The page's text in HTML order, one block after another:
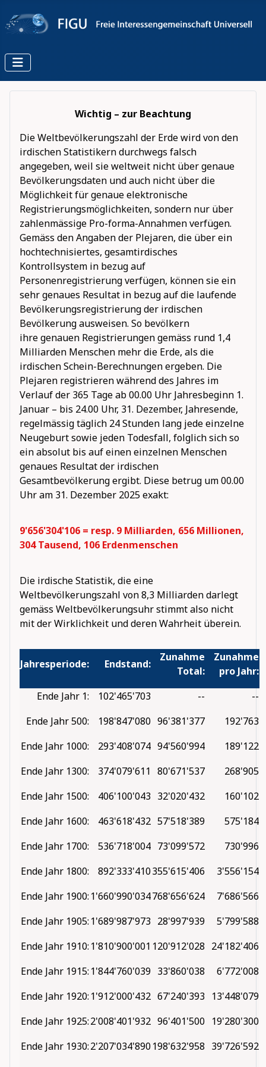
Wichtig – zur Beachtung
Die Weltbevölkerungszahl der Erde wird von den
irdischen Statistikern durchwegs falsch
angegeben, weil sie weltweit nicht über genaue
Bevölkerungsdaten und auch nicht über die
Möglichkeit für genaue elektronische
Registrierungsmöglichkeiten, sondern nur über
zahlenmässige Pro-forma-Annahmen verfügen.
Gemäss den Angaben der Plejaren, die über ein
hochtechnisiertes, gesamtirdisches
Kontrollsystem in bezug auf
Personenregistrierung verfügen, können sie ein
sehr genaues Resultat in bezug auf die laufende
Bevölkerungsregistrierung der irdischen
Bevölkerung ausweisen. So bevölkern
ihre genauen Registrierungen gemäss rund 1,4
Milliarden Menschen mehr die Erde, als die
irdischen Schein-Berechnungen ergeben. Die
Plejaren registrieren während des Jahres im
Verlauf der 365 Tage ab 00.00 Uhr Jahresbeginn 1.
Januar – bis 24.00 Uhr, 31. Dezember, Jahresende,
regelmässig täglich 24 Stunden lang jede einzelne
Neugeburt sowie jeden Todesfall, folglich sich so
ein absolut bis auf einen einzelnen Menschen
genaues Resultat der irdischen
Gesamtbevölkerung ergibt. Diese betrug um 00.00
Uhr am 31. Dezember 2025 exakt:
9'656'304'106 = resp. 9 Milliarden, 656 Millionen,
304 Tausend, 106 Erdenmenschen
Die irdische Statistik, die eine
Weltbevölkerungszahl von 8,3 Milliarden darlegt
gemäss Weltbevölkerungsuhr stimmt also nicht
mit der Wirklichkeit und deren Wahrheit überein.
Jahresperiode: Endstand:
Zunahme
Total:
Zunahme
pro Jahr:
Ende Jahr 1:
102'465'703 --
--
Ende Jahr 500:
198'847'080 96'381'377
192'763
Ende Jahr 1000:
293'408'074 94'560'994
189'122
Ende Jahr 1300:
374'079'611 80'671'537
268'905
Ende Jahr 1500:
406'100'043 32'020'432
160'102
Ende Jahr 1600:
463'618'432 57'518'389
575'184
Ende Jahr 1700:
536'718'004 73'099'572
730'996
Ende Jahr 1800:
892'333'410355'615'406
3'556'154
Ende Jahr 1900: 1'660'990'034768'656'624
7'686'566
Ende Jahr 1905: 1'689'987'973 28'997'939
5'799'588
Ende Jahr 1910: 1'810'900'001 120'912'028 24'182'406
Ende Jahr 1915: 1'844'760'039 33'860'038
6'772'008
Ende Jahr 1920: 1'912'000'432 67'240'393 13'448'079
Ende Jahr 1925:2'008'401'932 96'401'500 19'280'300
Ende Jahr 1930:2'207'034'890198'632'958 39'726'592